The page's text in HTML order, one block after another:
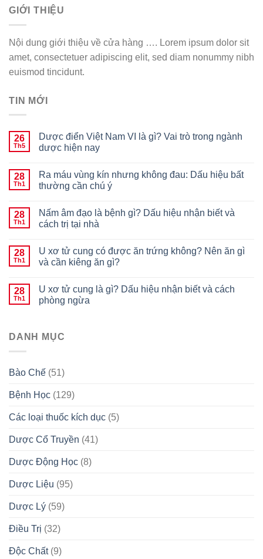
GIỚI THIỆU
Nội dung giới thiệu về cửa hàng …. Lorem ipsum dolor sit
amet, consectetuer adipiscing elit, sed diam nonummy nibh
euismod tincidunt.
TIN MỚI
26
Th5
Dược điển Việt Nam VI là gì? Vai trò trong ngành
dược hiện nay
28
Th1
Ra máu vùng kín nhưng không đau: Dấu hiệu bất
thường cần chú ý
28
Th1
Nấm âm đạo là bệnh gì? Dấu hiệu nhận biết và
cách trị tại nhà
28
Th1
U xơ tử cung có được ăn trứng không? Nên ăn gì
và cần kiêng ăn gì?
28
Th1
U xơ tử cung là gì? Dấu hiệu nhận biết và cách
phòng ngừa
DANH MỤC
Bào Chế (51)
Bệnh Học (129)
Các loại thuốc kích dục (5)
Dược Cổ Truyền (41)
Dược Động Học (8)
Dược Liệu (95)
Dược Lý (59)
Điều Trị (32)
Độc Chất(9)